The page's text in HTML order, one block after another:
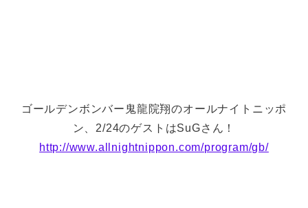
ゴールデンボンバー鬼龍院翔のオールナイトニッポ
ン、2/24のゲストはSuGさん！
http://www.allnightnippon.com/program/gb/